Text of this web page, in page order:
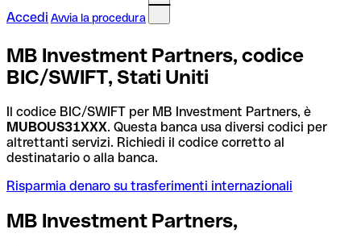
Accedi Avvia la procedura
MB Investment Partners, codice
BIC/SWIFT, Stati Uniti
Il codice BIC/SWIFT per MB Investment Partners, è
MUBOUS31XXX. Questa banca usa diversi codici per
altrettanti servizi. Richiedi il codice corretto al
destinatario o alla banca.
Risparmia denaro su trasferimenti internazionali
MB Investment Partners,